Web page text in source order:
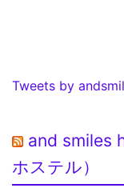
Tweets by
and smiles
ホステル）